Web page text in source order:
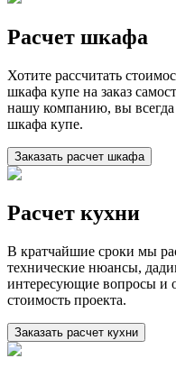
Расчет шкафа
Хотите рассчитать
шкафа купе на заказ
нашу компанию, вы всегда
шкафа купе.
Заказать расчет шкафа
Расчет кухни
В кратчайшие сроки мы
технические нюансы,
интересующие вопросы и
стоимость проекта.
Заказать расчет кухни